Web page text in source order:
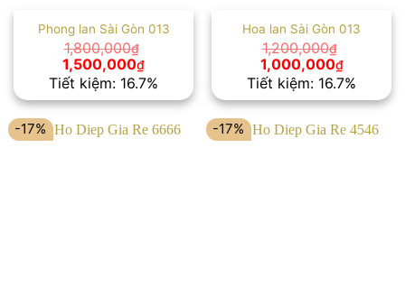
Phong lan Sài Gòn 013
1,800,000₫
Giá
gốc
là:
1,800,000₫.
1,500,000₫Giá
hiện
tại
là:
1,500,000₫.
Tiết kiệm: 16.7%
Hoa lan Sài Gòn 013
1,200,000₫
Giá
gốc
là:
1,200,000₫.
1,000,000₫Giá
hiện
tại
là:
Tiết kiệm: 16.7%
-17% -17%